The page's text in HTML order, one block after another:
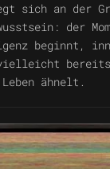
sich an der
der
beginnt,
ähnelt.